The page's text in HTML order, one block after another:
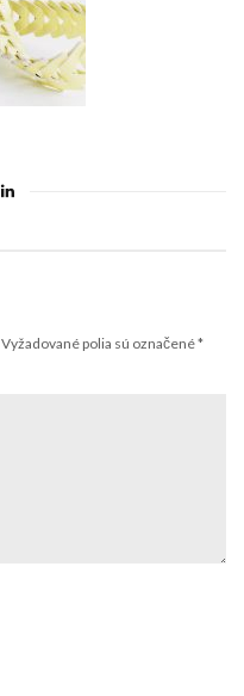
Vyžadované polia sú označené*